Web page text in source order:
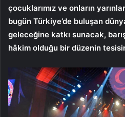
çocuklarımız ve onların
bugün Türkiye’de buluşan
geleceğine katkı sunacak,
hâkim olduğu bir düzenin